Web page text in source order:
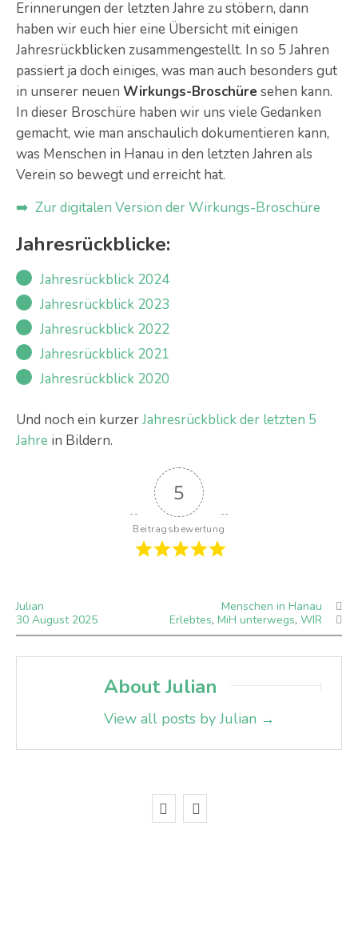
Erinnerungen der letzten Jahre zu stöbern, dann
haben wir euch hier eine Übersicht mit einigen
Jahresrückblicken zusammengestellt. In so 5 Jahren
passiert ja doch einiges, was man auch besonders gut
in unserer neuen Wirkungs-Broschüre sehen kann.
In dieser Broschüre haben wir uns viele Gedanken
gemacht, wie man anschaulich dokumentieren kann,
was Menschen in Hanau in den letzten Jahren als
Verein so bewegt und erreicht hat.
➡️ Zur digitalen Version der Wirkungs-Broschüre
Jahresrückblicke:
Jahresrückblick 2024
Jahresrückblick 2023
Jahresrückblick 2022
Jahresrückblick 2021
Jahresrückblick 2020
Und noch ein kurzerJahresrückblick der letzten 5
Jahre in Bildern.
5
Beitragsbewertung
Julian
30 August 2025
Menschen in Hanau
Erlebtes, MiH unterwegs, WIR
About Julian
View all posts by Julian →